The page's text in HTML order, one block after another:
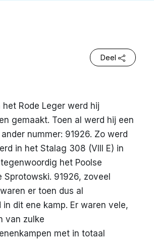
Deel
Rode Leger werd hij
gemaakt. Toen al werd hij een
nummer: 91926. Zo werd
in het Stalag 308 (VIII E) in
het Poolse
Sprotowski. 91926, zoveel
er toen dus al
dit ene kamp. Er waren vele,
van zulke
met in totaal